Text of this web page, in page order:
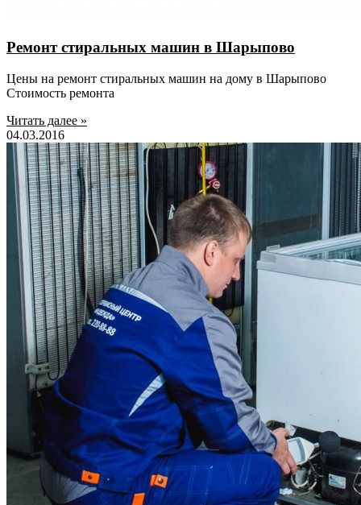
Ремонт стиральных машин в Шарыпово
Цены на ремонт стиральных машин на дому в Шарыпово
Стоимость ремонта
Читать далее »
04.03.2016